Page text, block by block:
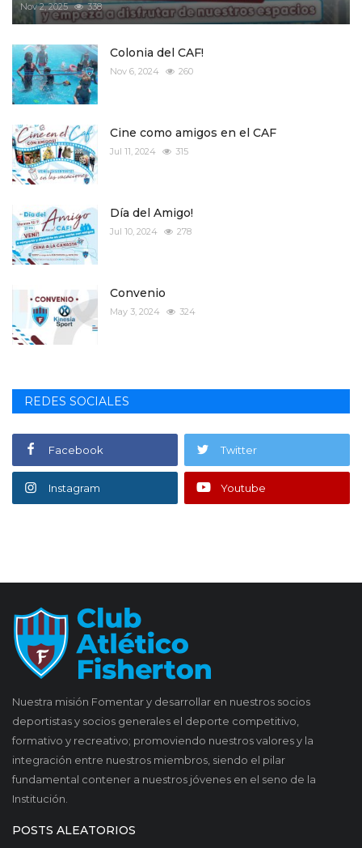
Nov 2, 2025 338
Colonia del CAF!
Nov 6, 2024 260
Cine como amigos en el CAF
Jul 11, 2024 315
Día del Amigo!
Jul 10, 2024 278
Convenio
May 3, 2024 324
REDES SOCIALES
Facebook Twitter
Instagram Youtube
Nuestra misión Fomentar y desarrollar en nuestros socios
deportistas y socios generales el deporte competitivo,
formativo y recreativo; promoviendo nuestros valores y la
integración entre nuestros miembros, siendo el pilar
fundamental contener a nuestros jóvenes en el seno de la
Institución.
POSTS ALEATORIOS